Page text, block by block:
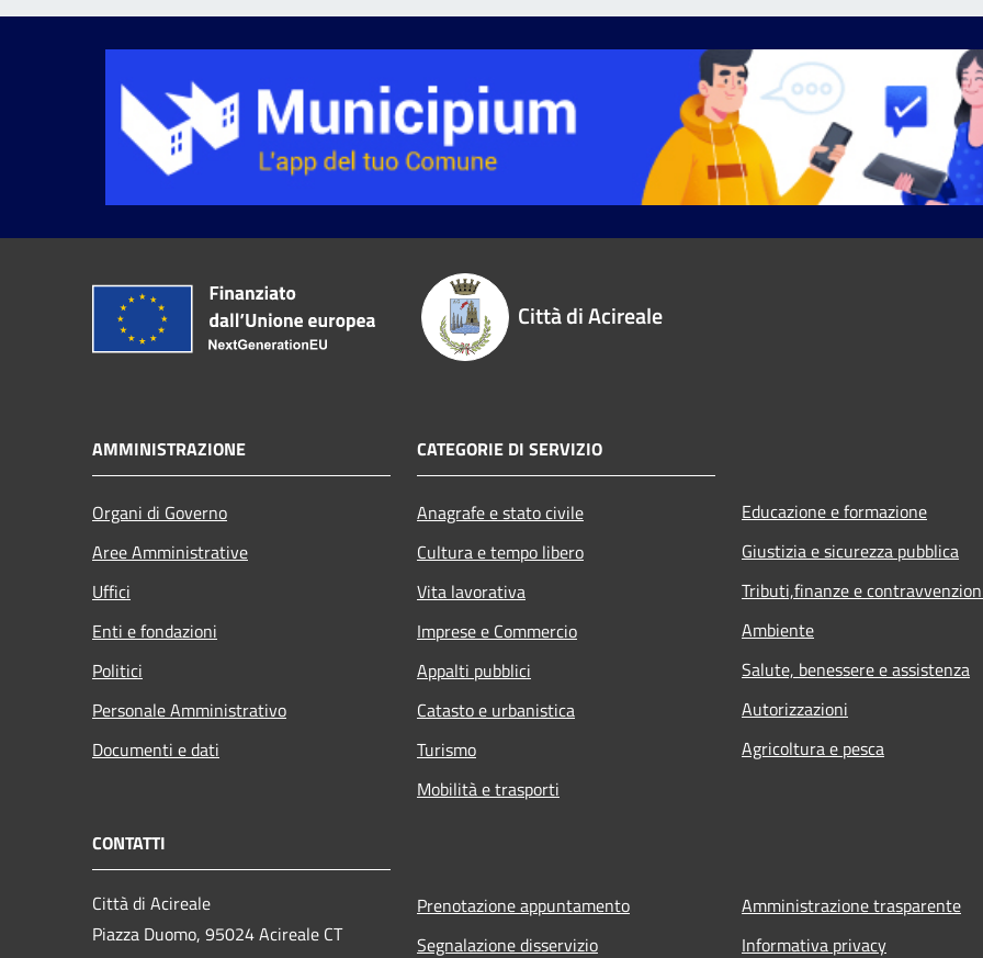
Città di Acireale
AMMINISTRAZIONE
Organi di Governo
Aree Amministrative
Uffici
Enti e fondazioni
Politici
Personale Amministrativo
Documenti e dati
CATEGORIE DI SERVIZIO
Anagrafe e stato civile
Cultura e tempo libero
Vita lavorativa
Imprese e Commercio
Appalti pubblici
Catasto e urbanistica
Turismo
Mobilità e trasporti
Educazione e formazione
Giustizia e sicurezza pubblica
Tributi,finanze e
Ambiente
Salute, benessere e assistenza
Autorizzazioni
Agricoltura e pesca
CONTATTI
Città di Acireale
Piazza Duomo, 95024 Acireale CT
Prenotazione appuntamento
Segnalazione disservizio
Amministrazione trasparente
Informativa privacy